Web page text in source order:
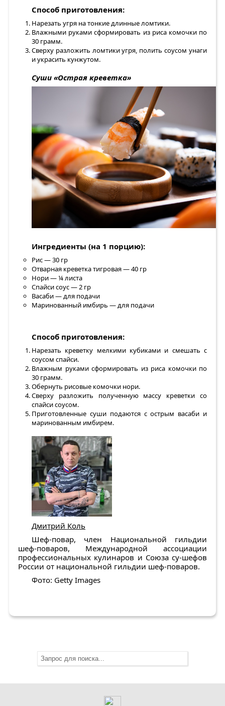
Способ приготовления:
Нарезать угря на тонкие длинные ломтики.
Влажными руками сформировать из риса комочки по
30 грамм.
Сверху разложить ломтики угря, полить соусом унаги
и украсить кунжутом.
Суши «Острая креветка»
Ингредиенты (на 1 порцию):
Рис — 30 гр
Отварная креветка тигровая — 40 гр
Нори — ¼ листа
Спайси соус — 2 гр
Васаби — для подачи
Маринованный имбирь — для подачи
Способ приготовления:
Нарезать креветку мелкими кубиками и смешать с
соусом спайси.
Влажным руками сформировать из риса комочки по
30 грамм.
Обернуть рисовые комочки нори.
Сверху разложить полученную массу креветки со
спайси соусом.
Приготовленные суши подаются с острым васаби и
маринованным имбирем.
Дмитрий Коль
Шеф-повар, член Национальной гильдии
шеф-поваров, Международной ассоциации
профессиональных кулинаров и Союза су-шефов
России от национальной гильдии шеф-поваров.
Фото: Getty Images